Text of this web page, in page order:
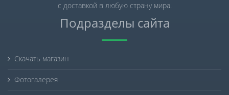
с доставкой в любую страну мира.
Подразделы сайта
Скачать магазин
Фотогалерея